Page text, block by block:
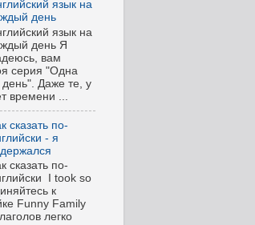
язык на
день
язык на
день Я
вам
серия "Одна
Даже те, у
времени ...
сказать по-
- я
сказать по-
I took so
к
Funny Family
легко